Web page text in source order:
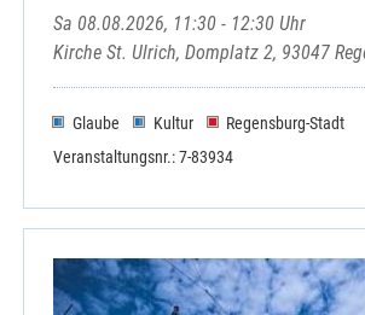
Sa 08.08.2026, 11:30 - 12:30 Uhr
Kirche St. Ulrich, Domplatz 2, 93047
Glaube Kultur
Regensburg-Stadt
Veranstaltungsnr.: 7-83934